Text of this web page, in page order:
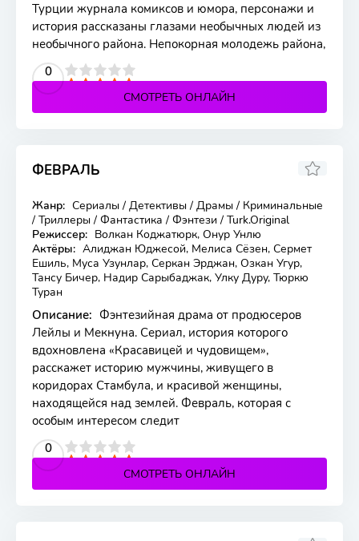
Турции журнала комиксов и юмора, персонажи и
история рассказаны глазами необычных людей из
необычного района. Непокорная молодежь района,
0
4 5
СМОТРЕТЬ ОНЛАЙН
ФЕВРАЛЬ
32 серия
Жанр: Сериалы / Детективы / Драмы / Криминальные
/ Триллеры / Фантастика / Фэнтези / Turk.Original
Режиссер: Волкан Коджатюрк, Онур Унлю
Актёры: Алиджан Юджесой, Мелиса Сёзен, Сермет
Ешиль, Муса Узунлар, Серкан Эрджан, Озкан Угур,
Тансу Бичер, Надир Сарыбаджак, Улку Дуру, Тюркю
Туран
Описание: Фэнтезийная драма от продюсеров
Лейлы и Мекнуна. Сериал, история которого
вдохновлена ​​«Красавицей и чудовищем»,
расскажет историю мужчины, живущего в
коридорах Стамбула, и красивой женщины,
находящейся над землей. Февраль, которая с
особым интересом следит
0
4 5
СМОТРЕТЬ ОНЛАЙН